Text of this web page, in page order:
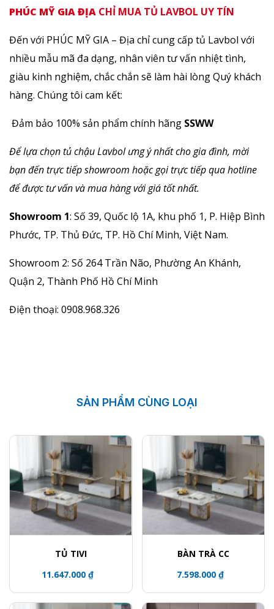
PHÚC MỸ GIA ĐỊA CHỈ MUA TỦ LAVBOL UY TÍN
Đến với PHÚC MỸ GIA – Địa chỉ cung cấp tủ Lavbol với
nhiều mẫu mã đa dạng, nhân viên tư vấn nhiệt tình,
giàu kinh nghiệm, chắc chắn sẽ làm hài lòng Quý khách
hàng. Chúng tôi cam kết:
Đảm bảo 100% sản phẩm chính hãng SSWW
Để lựa chọn tủ chậu Lavbol ưng ý nhất cho gia đình, mời
bạn đến trực tiếp showroom hoặc gọi trực tiếp qua hotline
để được tư vấn và mua hàng với giá tốt nhất.
Showroom 1: Số 39, Quốc lộ 1A, khu phố 1, P. Hiệp Bình
Phước, TP. Thủ Đức, TP. Hồ Chí Minh, Việt Nam.
Showroom 2: Số 264 Trần Não, Phường An Khánh,
Quận 2, Thành Phố Hồ Chí Minh
Điện thoại: 0908.968.326
SẢN PHẨM CÙNG LOẠI
TỦ TIVI
11.647.000 ₫
BÀN TRÀ CC
7.598.000 ₫